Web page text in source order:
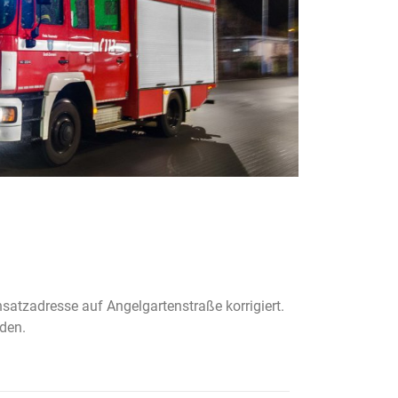
auf Angelgartenstraße korrigiert.